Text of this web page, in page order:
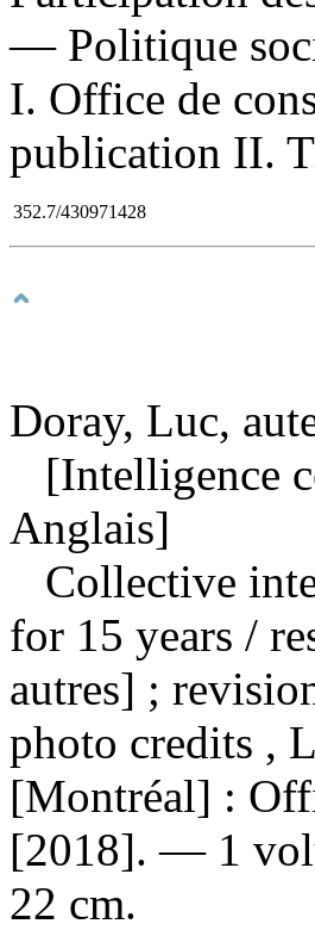
— Politique
I. Office de
publication II.
352.7/430971428
Doray, Luc,
[Intelligence
Anglais]
Collective
for 15 years /
autres] ;
photo credits ,
[Montréal] :
[2018]. — 1
22 cm.